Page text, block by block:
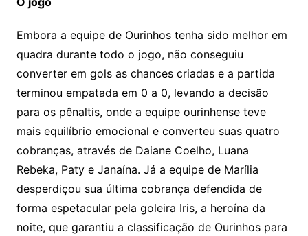
Embora a equipe de Ourinhos tenha sido melhor em
quadra durante todo o jogo, não conseguiu
converter em gols as chances criadas e a partida
terminou empatada em 0 a 0, levando a decisão
para os pênaltis, onde a equipe ourinhense teve
mais equilíbrio emocional e converteu suas quatro
cobranças, através de Daiane Coelho, Luana
Rebeka, Paty e Janaína. Já a equipe de Marília
desperdiçou sua última cobrança defendida de
forma espetacular pela goleira Iris, a heroína da
noite, que garantiu a classificação de Ourinhos para